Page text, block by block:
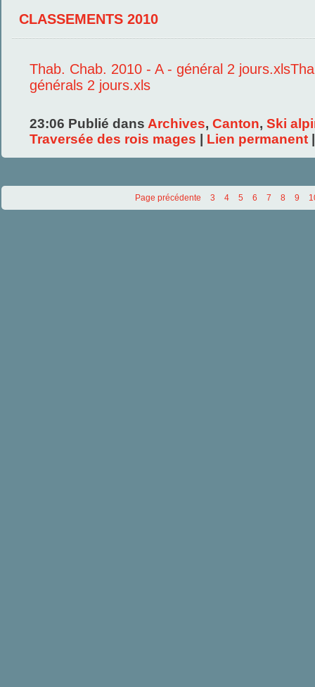
CLASSEMENTS 2010
Thab. Chab. 2010 - A - général 2 jours.xls
générals 2 jours.xls
23:06 Publié dans Archives, Canton, Ski
Traversée des rois mages
Lien permanent
Page précédente 3 4 5 6 7 8 9